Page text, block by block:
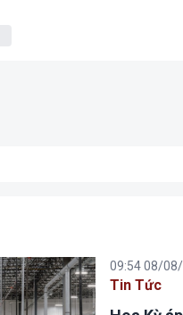
09:54 08/
Tin Tức